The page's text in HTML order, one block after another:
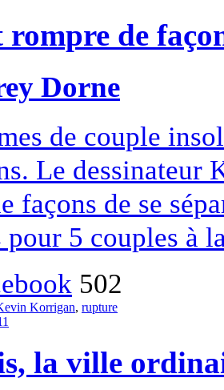
rompre de
Dorne
de couple
Le dessinateur
façons de se
5 couples à
502
Korrigan, rupture
la ville